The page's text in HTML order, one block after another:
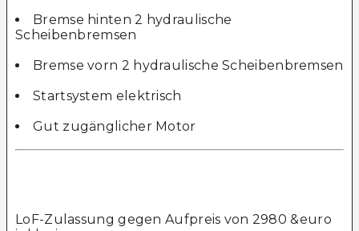
Bremse hinten 2 hydraulische
Scheibenbremsen
Bremse vorn 2 hydraulische Scheibenbremsen
Startsystem elektrisch
Gut zugänglicher Motor
LoF-Zulassung gegen Aufpreis von 2980 &euro